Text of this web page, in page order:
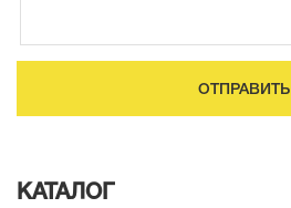
ОТПРАВИТЬ
КАТАЛОГ